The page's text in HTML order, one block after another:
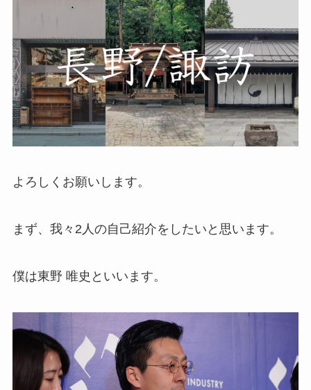
よろしくお願いします。
まず、我々2人の自己紹介をしたいと思います。
僕は東野 唯史といいます。